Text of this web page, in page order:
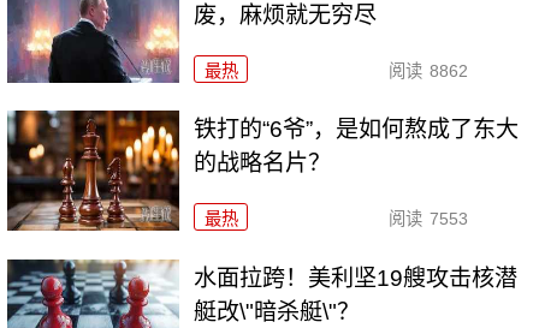
废，麻烦就无穷尽
最热 阅读 8862
铁打的“6爷”，是如何熬成了东大
的战略名片？
最热 阅读 7553
水面拉跨！美利坚19艘攻击核潜
艇改\"暗杀艇\"？